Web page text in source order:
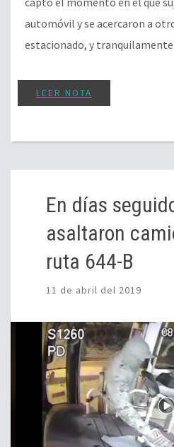
automóvil y se acercaron a
estacionado, y
LEER NOTA
En días
asaltaron
ruta 644-B
11 de abril del 2019